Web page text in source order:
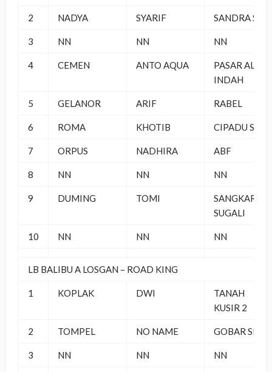
2 NADYA SYARIF SANDRA SF
3 NN NN NN
4 CEMEN ANTO AQUA
PASAR ALFA
INDAH
5 GELANOR ARIF RABEL
6 ROMA KHOTIB CIPADU SF
7 ORPUS NADHIRA ABF
8 NN NN NN
9 DUMING TOMI
SANGKAR
SUGALI
10 NN NN NN
LB BALIBU A LOSGAN – ROAD KING
1 KOPLAK DWI
TANAH
KUSIR 2
2 TOMPEL NO NAME GOBAR SF
3 NN NN NN